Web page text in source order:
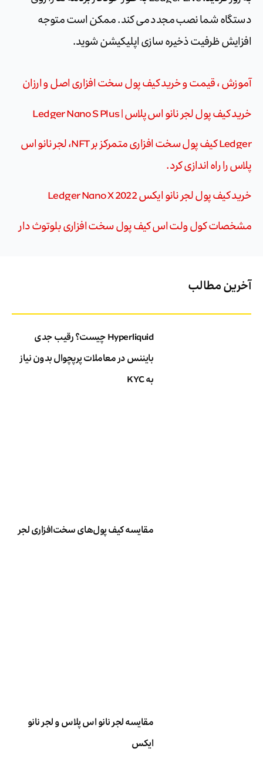
دستگاه شما نصب مجدد می کند. ممکن است متوجه
افزایش ظرفیت ذخیره سازی اپلیکیشن شوید.
آموزش ، قیمت و خرید کیف پول سخت افزاری اصل و ارزان
خرید کیف پول لجر نانو اس پلاس | Ledger Nano S Plus
Ledger کیف پول سخت افزاری متمرکز بر NFT، لجر نانو اس
پلاس را راه اندازی کرد.
خرید کیف پول لجر نانو ایکس Ledger Nano X 2022
مشخصات کول ولت اس کیف پول سخت افزاری بلوتوث دار
آخرین مطالب
Hyperliquid چیست؟ رقیب جدی
بایننس در معاملات پرپچوال بدون نیاز
به KYC
مقایسه کیف پول‌های سخت‌افزاری لجر
مقایسه لجر نانو اس پلاس و لجر نانو
ایکس